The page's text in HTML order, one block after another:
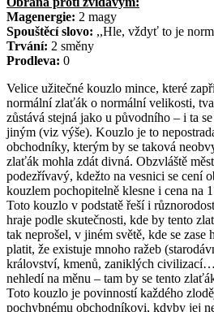
Magenergie: 2 magy
Spouštěcí slovo: ,,Hle, vždyť to je
Trvání: 2 směny
Prodleva: 0
Velice užitečné kouzlo mince, které
normální zlaťák o normální velikosti,
zůstává stejná jako u původního – i ta
jiným (viz výše). Kouzlo je to
obchodníky, kterým by se taková
zlaťák mohla zdát divná. Obzvláště
podezřívavý, kdežto na vesnici se cení
kouzlem pochopitelně klesne i cena na
Toto kouzlo v podstatě řeší i
hraje podle skutečnosti, kde by tento
tak neprošel, v jiném světě, kde se zase
platit, že existuje mnoho ražeb
království, kmenů, zaniklých
nehledí na měnu – tam by se tento
Toto kouzlo je povinností každého
pochybnému obchodníkovi, kdyby jej